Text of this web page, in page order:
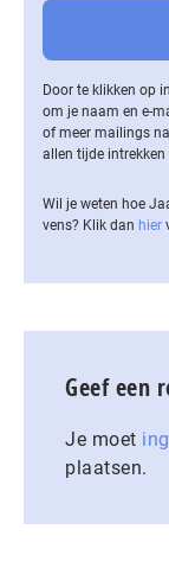
Door te klikken op
om je naam en e-
of meer mailings
allen tijde
Wil je weten hoe
vens? Klik dan hier
Geef een
Je moet
plaatsen.